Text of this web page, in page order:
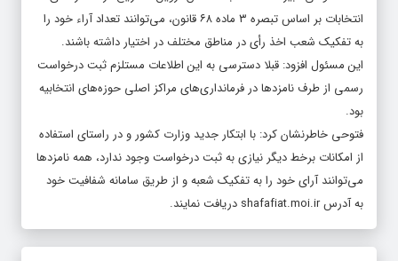
انتخابات بر اساس تبصره ۳ ماده ۶۸ قانون، می‌توانند تعداد آراء خود را
به تفکیک شعب اخذ رأی در مناطق مختلف در اختیار داشته باشند.
این مسئول افزود: قبلا دسترسی به این اطلاعات مستلزم ثبت درخواست
رسمی از طرف نامزدها در فرمانداری‌های مراکز اصلی حوزه‌های انتخابیه
بود.
فتوحی خاطرنشان کرد: با ابتکار جدید وزارت کشور و در راستای استفاده
از امکانات برخط دیگر نیازی به ثبت درخواست وجود ندارد، همه نامزدها
می‌توانند آرای خود را به تفکیک شعبه و از طریق سامانه شفافیت خود
به آدرس shafafiat.moi.ir دریافت نمایند.